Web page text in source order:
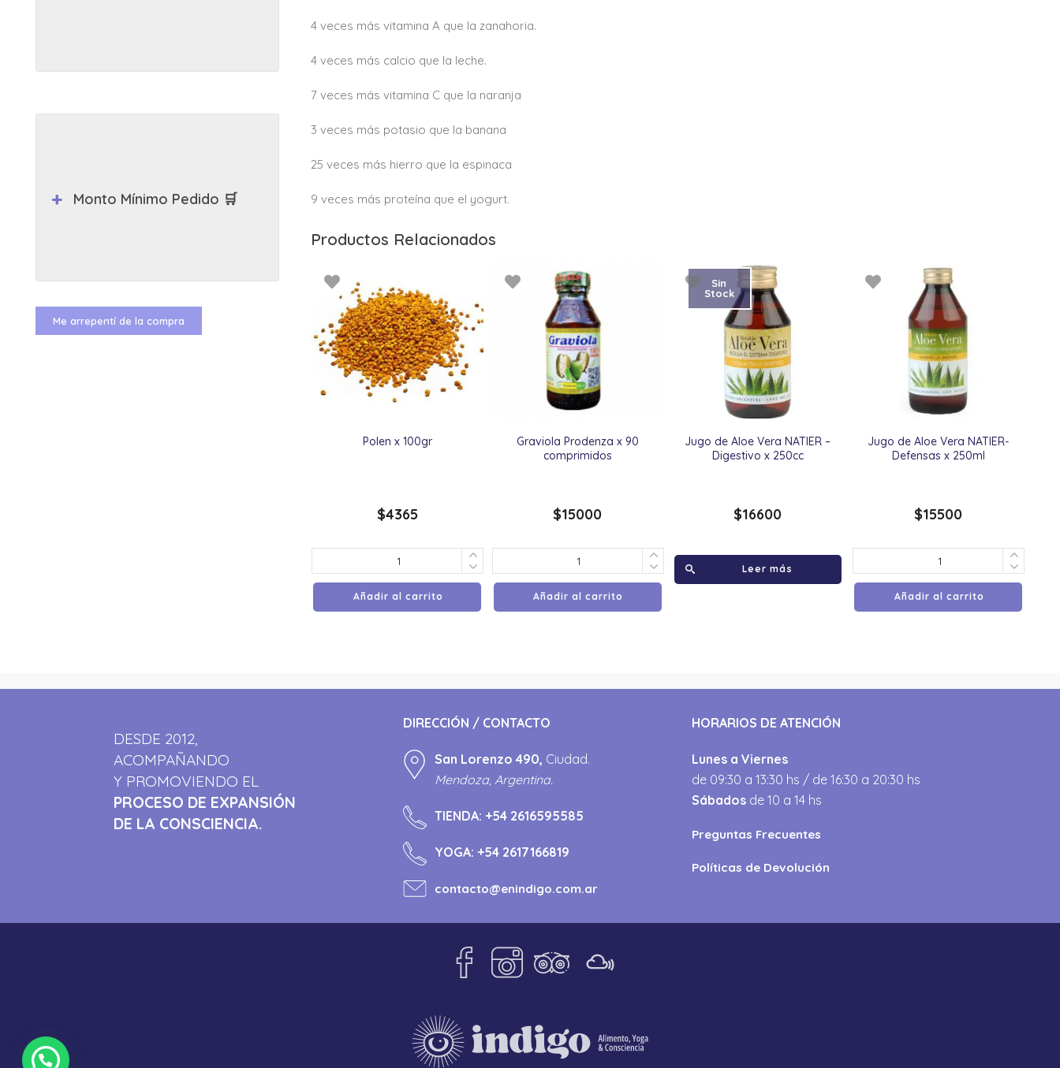
4 veces más vitamina A que la zanahoria.
4 veces más calcio que la leche.
7 veces más vitamina C que la naranja
3 veces más potasio que la banana
25 veces más hierro que la espinaca
9 veces más proteína que el yogurt.
Productos Relacionados
Polen x 100gr
$4365
Añadir al carrito
Graviola Prodenza x 90
comprimidos
$15000
Añadir al carrito
Jugo de Aloe Vera NATIER –
Digestivo x 250cc
Sin
Stock
$16600
Leer más
Jugo de Aloe Vera NATIER-
Defensas x 250ml
$15500
Añadir al carrito
Monto Mínimo Pedido 🛒
Me arrepentí de la compra
DESDE 2012,
ACOMPAÑANDO
Y PROMOVIENDO EL
PROCESO DE EXPANSIÓN
DE LA CONSCIENCIA.
DIRECCIÓN / CONTACTO
San Lorenzo 490, Ciudad.
Mendoza, Argentina.
TIENDA: +54 2616595585
YOGA: +54 2617166819
contacto@enindigo.com.ar
HORARIOS DE ATENCIÓN
Lunes a Viernes
de 09:30 a 13:30 hs / de 16:30 a 20:30 hs
Sábados de 10 a 14 hs
Preguntas Frecuentes
Políticas de Devolución